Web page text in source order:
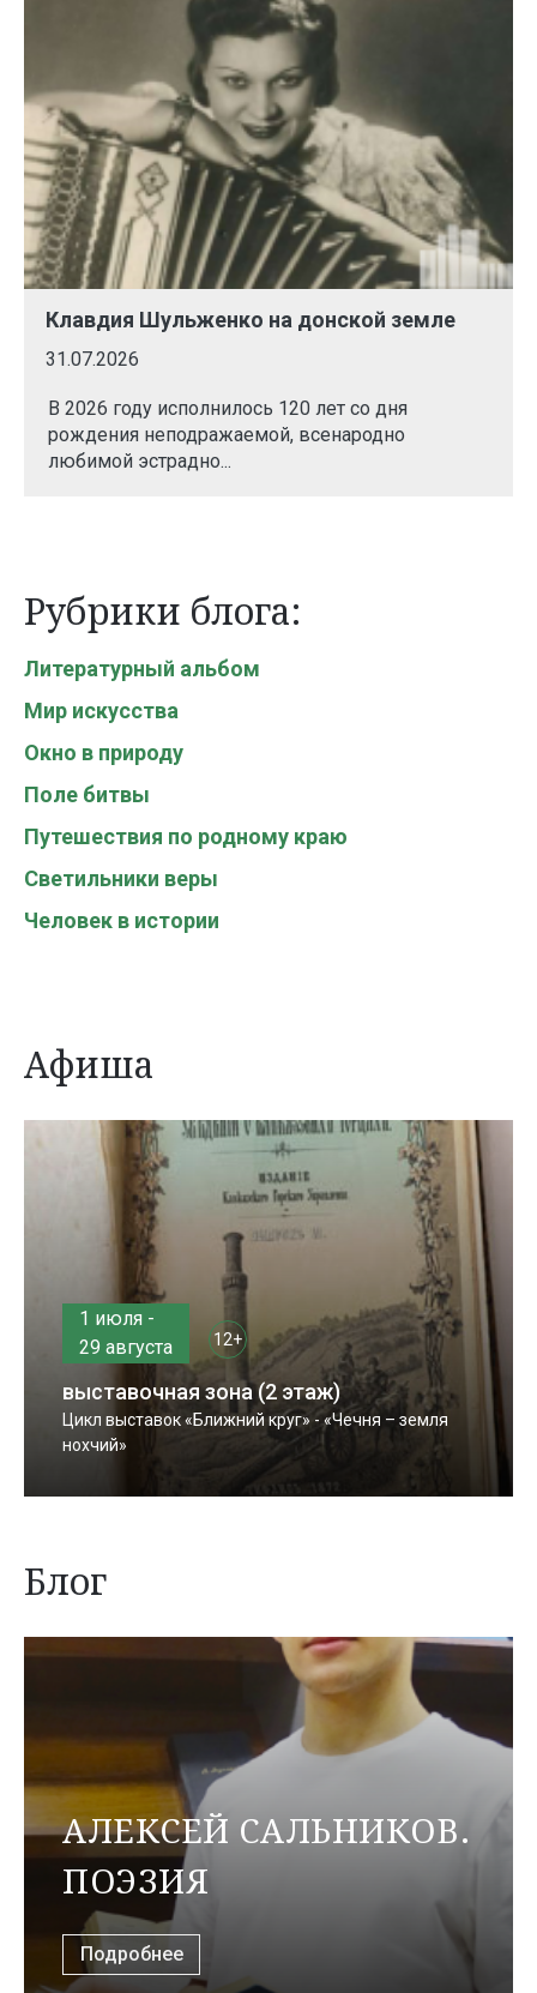
Клавдия Шульженко на донской земле
31.07.2026
В 2026 году исполнилось 120 лет со дня
рождения неподражаемой, всенародно
любимой эстрадно...
Рубрики блога:
Литературный альбом
Мир искусства
Окно в природу
Поле битвы
Путешествия по родному краю
Светильники веры
Человек в истории
Афиша
1 июля -
29 августа
12+
выставочная зона (2 этаж)
Цикл выставок «Ближний круг» - «Чечня – земля
нохчий»
Блог
АЛЕКСЕЙ САЛЬНИКОВ.
ПОЭЗИЯ
Подробнее